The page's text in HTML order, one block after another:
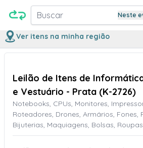
Buscar Neste
Ver itens na minha região
Leilão de Itens de
e Vestuário - Prata (K-2726)
Notebooks, CPUs, Monitores,
Roteadores, Drones, Armários, Fones,
Bijuterias, Maquiagens, Bolsas,